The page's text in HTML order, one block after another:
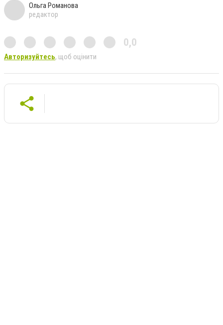
Ольга Романова
редактор
0,0
Авторизуйтесь, щоб оцінити